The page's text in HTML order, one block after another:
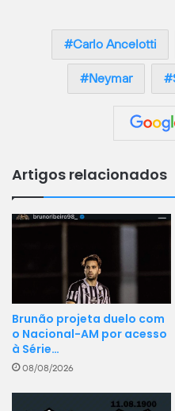
Carlo Ancelotti
Neymar
Artigos relacionados
Brunão projeta duelo com
o Nacional-AM por acesso
à Série…
08/08/2026